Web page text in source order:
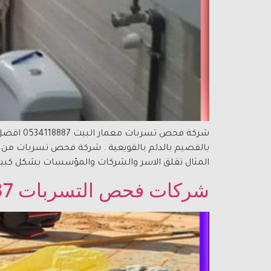
شركة
بالقصيم بالدلم بالقويعية . شركة فحص تسربات
المثال تقلق الاسر والشركات والمؤسسات بشكل
شركات فحص التسربات 0534118887